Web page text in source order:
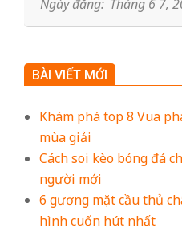
07
Ngày đăng: Tháng 6 7,
BÀI VIẾT MỚI
Khám phá top 8 Vua
mùa giải
Cách soi kèo bóng đá
người mới
6 gương mặt cầu thủ
hình cuốn hút nhất